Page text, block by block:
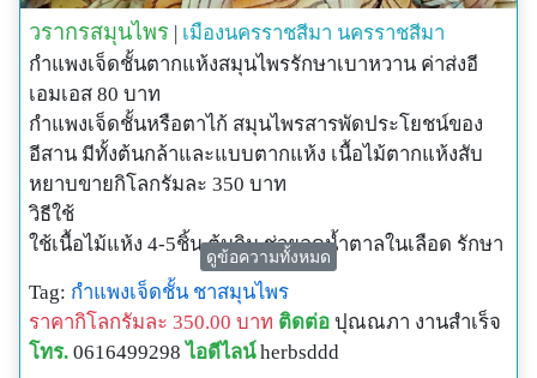
หรือดองสุราดื่ม ขับโลหิตระดู บำรุงโลหิต ดับพิษร้อนของ
โลหิต แก้ลมอัมพฤกษ์ รักษาโรคตา บำรุงน้ำเหลือง ใบ แก้
มุตกิด ขับระดู ดอก แก้บิดมูกเลือด แก่นและราก ต้มน้ำดื่ม
เป็นยาระบายแก้เส้นเอ็นอักเสบ
ยาสมุนไพรพื้นบ้านจังหวัดนครราชสีมา: ใช้ ลำต้น บำรุง
โลหิต โดยใช้ลำต้นต้มน้ำดื่มวันละ 1-2 ช้อนชา ก่อน
อาหารเช้า-เย็น
กัมพูชา: ใช้ เถา ต้มน้ำดื่ม แก้โรคเบาหวาน
ตาไก้ กำแพงเจ็ดชั้น ป้องกันโรคภัย
ชื่อวิทยาศาสตร์ Salacia chinensis L.
ชื่อวงศ์ CELASTRACEAE
ชื่ออื่นๆ กำแพงเจ็ดชั้น ตะลุ่มนก ตาไก้ น้ำนอง มะต่อมไก่
วรากรสมุนไพร | เมืองนครราชสีมา นครราชสีมา
กำแพงเจ็ดชั้นตากแห้งสมุนไพรรักษาเบาหวาน ค่าส่งอี
เอมเอส 80 บาท
กำแพงเจ็ดชั้นหรือตาไก้ สมุนไพรสารพัดประโยชน์ของ
อีสาน มีทั้งต้นกล้าและแบบตากแห้ง เนื้อไม้ตากแห้งสับ
หยาบขายกิโลกรัมละ 350 บาท
วิธีใช้
ใช้เนื้อไม้แห้ง 4-5ชิ้น ต้มกิน ช่วยลดน้ำตาลในเลือด รักษา
ประสบการณ์จากลูกค้า
คำเตือนควรเริ่มจากขนาดน้อยๆเพราะเป็นยาระบายด้วย
และปรับตามค่าน้ำตาลในเลือด
ดูข้อความทั้งหมด
Tag: กำแพงเจ็ดชั้น ชาสมุนไพร
ราคากิโลกรัมละ 350.00 บาท ติดต่อ ปุณณภา งานสำเร็จ
โทร. 0616499298 ไอดีไลน์ herbsddd